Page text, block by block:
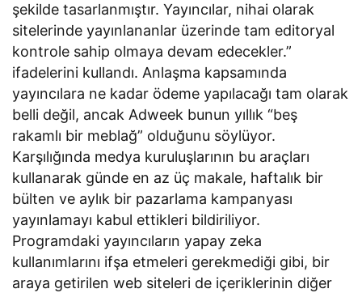
şekilde tasarlanmıştır. Yayıncılar, nihai olarak
sitelerinde yayınlananlar üzerinde tam editoryal
kontrole sahip olmaya devam edecekler.”
ifadelerini kullandı. Anlaşma kapsamında
yayıncılara ne kadar ödeme yapılacağı tam olarak
belli değil, ancak Adweek bunun yıllık “beş
rakamlı bir meblağ” olduğunu söylüyor.
Karşılığında medya kuruluşlarının bu araçları
kullanarak günde en az üç makale, haftalık bir
bülten ve aylık bir pazarlama kampanyası
yayınlamayı kabul ettikleri bildiriliyor.
Programdaki yayıncıların yapay zeka
kullanımlarını ifşa etmeleri gerekmediği gibi, bir
araya getirilen web siteleri de içeriklerinin diğer